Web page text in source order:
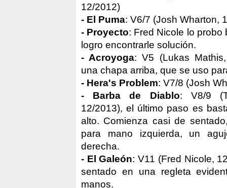
12/2012)
- El Puma: V6/7 (Josh Wharton,
- Proyecto: Fred Nicole lo probo
logro encontrarle solución.
- Acroyoga: V5 (Lukas
una chapa arriba, que se uso
- Hera's Problem: V7/8 (Josh
- Barba de Diablo: V8/9
12/2013), el último paso es
alto. Comienza casi de
para mano izquierda, un
derecha.
- El Galeón: V11 (Fred Nicole,
sentado en una regleta
manos.